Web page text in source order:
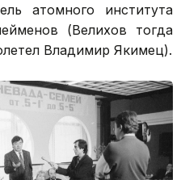
атомного института
(Велихов тогда
Владимир Якимец).